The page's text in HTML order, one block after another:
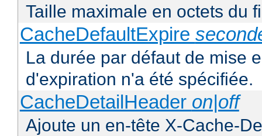
Taille maximale en octets du
CacheDefaultExpire
La durée par défaut de mise
d'expiration n'a été spécifiée.
CacheDetailHeader on|off
Ajoute un en-tête X-Cache-